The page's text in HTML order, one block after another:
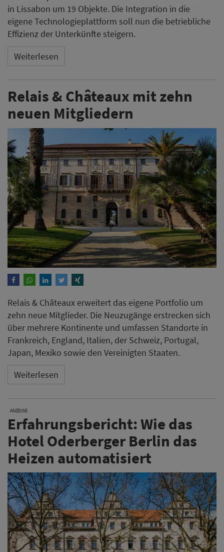
Relais & Châteaux erweitert das eigene Portfolio um
zehn neue Mitglieder. Die Neuzugänge erstrecken sich
über mehrere Kontinente und umfassen Standorte in
Frankreich, England, Italien, der Schweiz, Portugal,
Japan, Mexiko sowie den Vereinigten Staaten.
Weiterlesen
Erfahrungsbericht: Wie das
Hotel Oderberger Berlin das
Heizen automatisiert
Im Erfahrungsbericht spricht Tini Diekmann,
Hoteldirektorin des Hotel Oderberger in Berlin,
darüber, wie belegungsabhängiges Heizen auch im
historischen Bestand funktioniert. Sie gibt einen
Einblick in den Hotelalltag und teilt ihre Erfahrungen
mit der Umstellung von manuellen Prozessen zu
einem digitalen System.